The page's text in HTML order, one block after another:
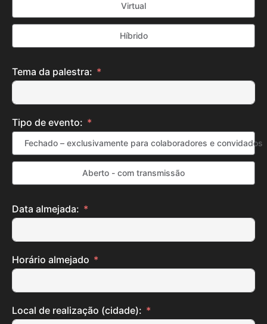
Virtual
Híbrido
Tema da palestra:
Tipo de evento:
Fechado – exclusivamente para colaboradores e convidados
Aberto - com transmissão
Data almejada:
Horário almejado
Local de realização (cidade):